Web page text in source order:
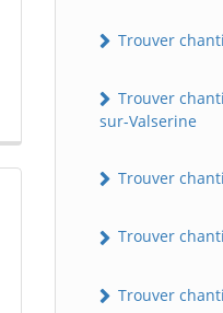
Trouver
Trouver
sur-Valserine
Trouver
Trouver
Trouver